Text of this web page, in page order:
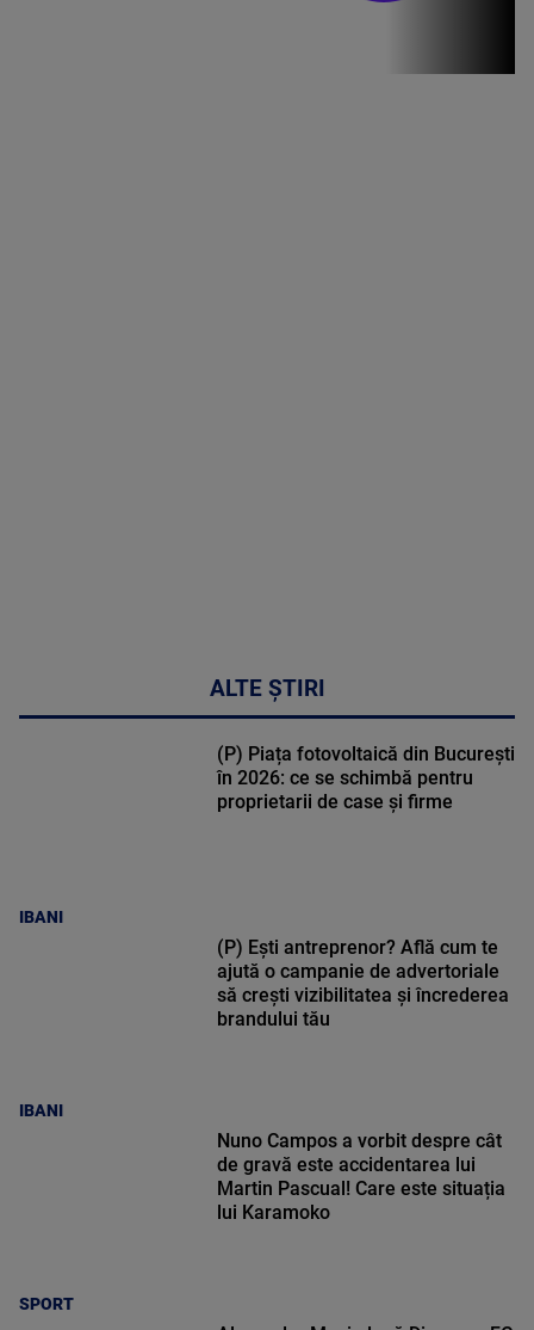
ALTE ȘTIRI
IBANI
(P) Piața fotovoltaică din București
în 2026: ce se schimbă pentru
proprietarii de case și firme
IBANI
(P) Ești antreprenor? Află cum te
ajută o campanie de advertoriale
să crești vizibilitatea și încrederea
brandului tău
SPORT
Nuno Campos a vorbit despre cât
de gravă este accidentarea lui
Martin Pascual! Care este situația
lui Karamoko